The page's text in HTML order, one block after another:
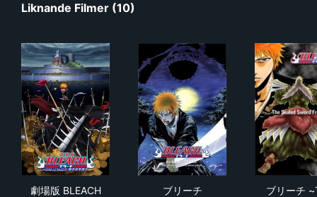
Liknande Filmer (10)
劇場版 BLEACH
ブリーチ
ブリーチ